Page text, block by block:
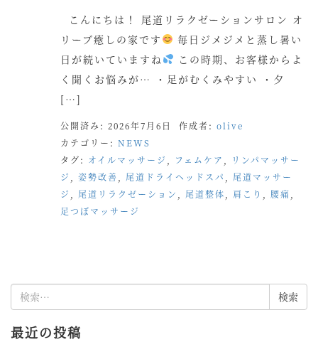
こんにちは！ 尾道リラクゼーションサロン オ
リーブ癒しの家です
毎日ジメジメと蒸し暑い
日が続いていますね
この時期、お客様からよ
く聞くお悩みが… ・足がむくみやすい ・夕
[…]
公開済み: 2026年7月6日 作成者: olive
カテゴリー: NEWS
タグ: オイルマッサージ フェムケア
リンパマッサー
ジ
姿勢改善 尾道ドライヘッドスパ
尾道マッサー
ジ
尾道リラクゼーション 尾道整体 肩こり 腰痛
足つぼマッサージ
索:
最近の投稿